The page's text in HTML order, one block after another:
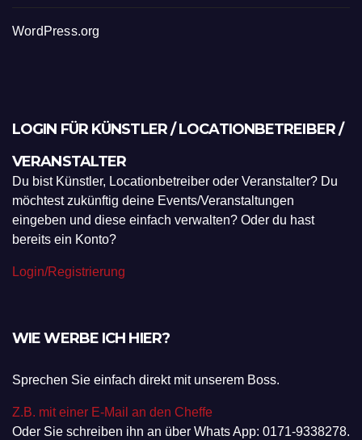
WordPress.org
LOGIN FÜR KÜNSTLER / LOCATIONBETREIBER /
VERANSTALTER
Du bist Künstler, Locationbetreiber oder Veranstalter? Du
möchtest zukünftig deine Events/Veranstaltungen
eingeben und diese einfach verwalten? Oder du hast
bereits ein Konto?
Login/Registrierung
WIE WERBE ICH HIER?
Sprechen Sie einfach direkt mit unserem Boss.
Z.B. mit einer E-Mail an den Cheffe
Oder Sie schreiben ihn an über Whats App: 0171-9338278.